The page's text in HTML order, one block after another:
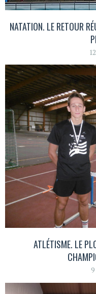
NATATION. LE RETOUR
ATLÉTISME. LE